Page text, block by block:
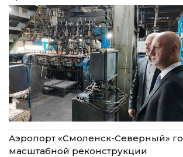
Аэропорт «Смоленск-Северный»
масштабной реконструкции